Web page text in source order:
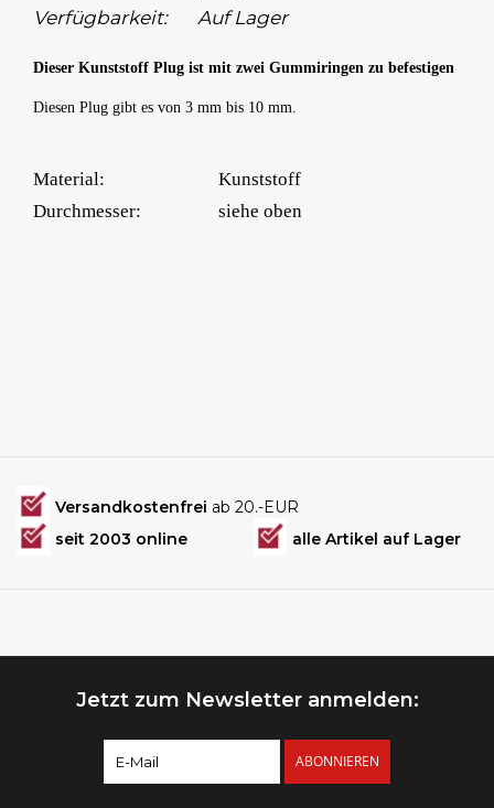
Verfügbarkeit:
Auf Lager
Dieser Kunststoff Plug ist mit zwei Gummiringen zu befestigen
Diesen Plug gibt es von 3 mm bis 10 mm.
Material:
Kunststoff
Durchmesser:
siehe oben
Versandkostenfrei ab 20.-EUR
seit 2003 online
alle Artikel auf Lager
Jetzt zum Newsletter anmelden:
ABONNIEREN